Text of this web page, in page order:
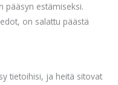
pääsyn estämiseksi.
on salattu päästä
tietoihisi, ja heitä sitovat